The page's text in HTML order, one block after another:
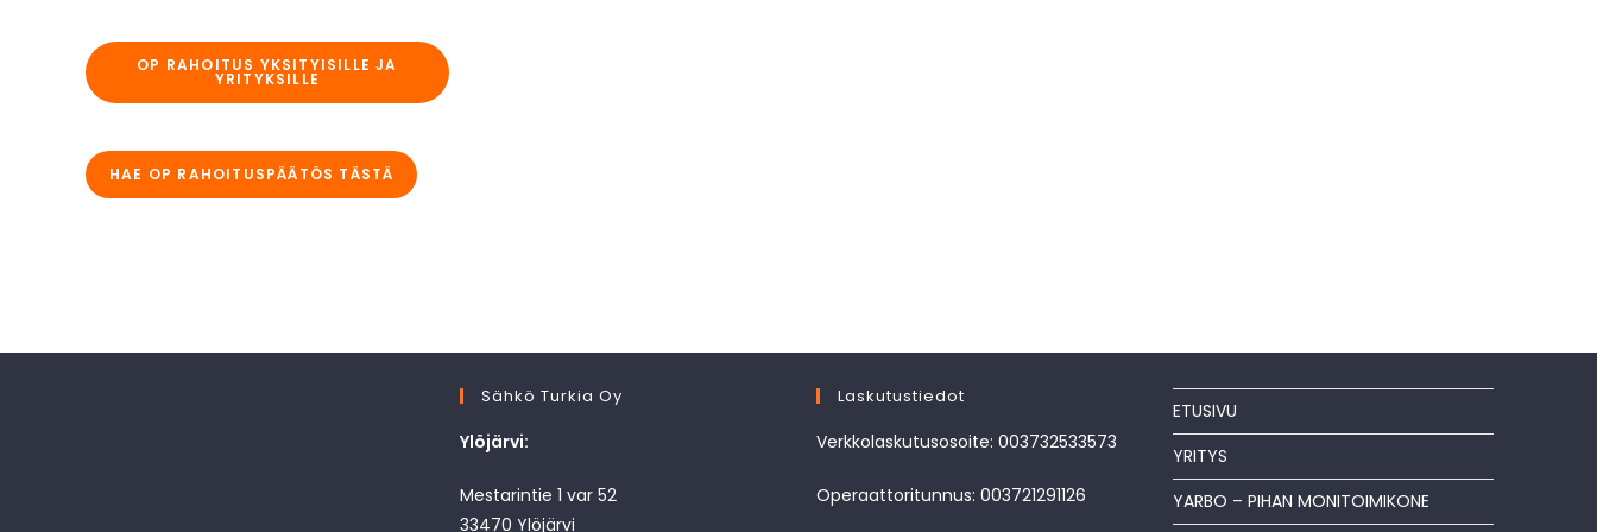
OP RAHOITUS YKSITYISILLE JA
YRITYKSILLE
HAE OP RAHOITUSPÄÄTÖS TÄSTÄ
Sähkö Turkia Oy
Ylöjärvi:
Mestarintie 1 var 52
33470 Ylöjärvi
Laskutustiedot
Verkkolaskutusosoite: 003732533573
Operaattoritunnus: 003721291126
ETUSIVU
YRITYS
YARBO – PIHAN MONITOIMIKONE